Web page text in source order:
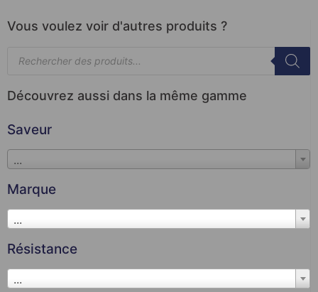
Vous voulez voir d'autres produits ?
Découvrez aussi dans la même gamme
Saveur
...
Marque
...
Résistance
...